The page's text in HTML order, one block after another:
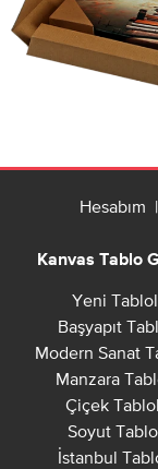
Hesabım |
Kanvas Tablo
Yeni
Başyapıt
Modern Sanat
Manzara
Çiçek
Soyut
İstanbul